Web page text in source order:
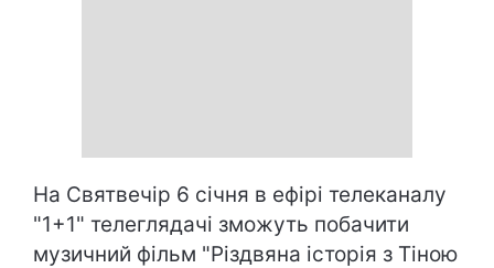
На Святвечір 6 січня в ефірі телеканалу
"1+1" телеглядачі зможуть побачити
музичний фільм "Різдвяна історія з Тіною